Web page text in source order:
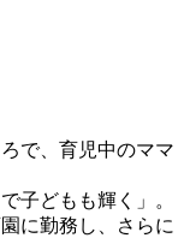
で、育児中のママ
子どもも輝く」。
に勤務し、さらに